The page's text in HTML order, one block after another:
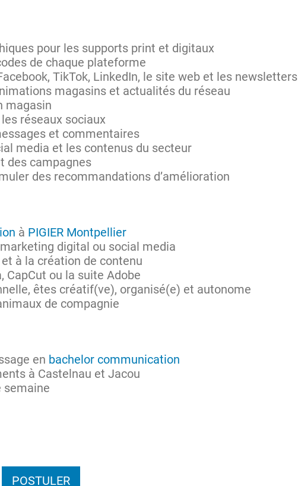
pour les supports print et digitaux
de chaque plateforme
TikTok, LinkedIn, le site web et les newsletters
magasins et actualités du réseau
magasin
réseaux sociaux
et commentaires
media et les contenus du secteur
des campagnes
des recommandations d’amélioration
à PIGIER Montpellier
digital ou social media
à la création de contenu
ou la suite Adobe
êtes créatif(ve), organisé(e) et autonome
de compagnie
en bachelor communication
à Castelnau et Jacou
semaine
POSTULER